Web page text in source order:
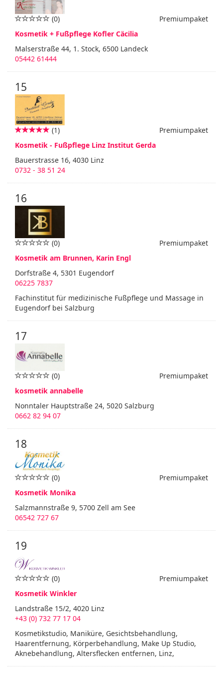
Premiumpaket
(0)
Kosmetik + Fußpflege Kofler Cäcilia
Malserstraße 44, 1. Stock, 6500 Landeck
05442 61444
15
Premiumpaket
(1)
Kosmetik - Fußpflege Linz Institut Gerda
Bauerstrasse 16, 4030 Linz
0732 - 38 51 24
16
Premiumpaket
(0)
Kosmetik am Brunnen, Karin Engl
Dorfstraße 4, 5301 Eugendorf
06225 7837
Fachinstitut für medizinische Fußpflege und Massage in
Eugendorf bei Salzburg
17
Premiumpaket
(0)
kosmetik annabelle
Nonntaler Hauptstraße 24, 5020 Salzburg
0662 82 94 07
18
Premiumpaket
(0)
Kosmetik Monika
Salzmannstraße 9, 5700 Zell am See
06542 727 67
19
Premiumpaket
(0)
Kosmetik Winkler
Landstraße 15/2, 4020 Linz
+43 (0) 732 77 17 04
Kosmetikstudio, Maniküre, Gesichtsbehandlung,
Haarentfernung, Körperbehandlung, Make Up Studio,
Aknebehandlung, Altersflecken entfernen, Linz,